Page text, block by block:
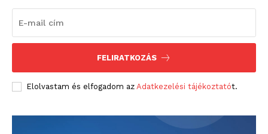
FELIRATKOZÁS
Elolvastam és elfogadom az Adatkezelési tájékoztatót.